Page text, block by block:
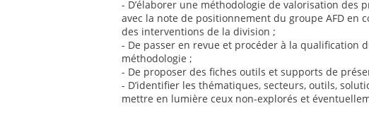
- D’élaborer une méthodologie de valorisation des
avec la note de positionnement du groupe AFD en
des interventions de la division ;
- De passer en revue et procéder à la qualification
méthodologie ;
- De proposer des fiches outils et supports de
- D’identifier les thématiques, secteurs, outils,
mettre en lumière ceux non-explorés et